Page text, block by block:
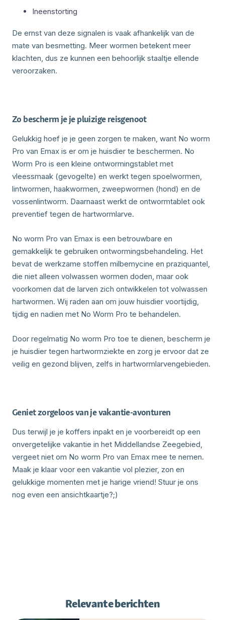
Ineenstorting
De ernst van deze signalen is vaak afhankelijk van de
mate van besmetting. Meer wormen betekent meer
klachten, dus ze kunnen een behoorlijk staaltje ellende
veroorzaken.
Zo bescherm je je pluizige reisgenoot
Gelukkig hoef je je geen zorgen te maken, want No worm
Pro van Emax is er om je huisdier te beschermen. No
Worm Pro is een kleine ontwormingstablet met
vleessmaak (gevogelte) en werkt tegen spoelwormen,
lintwormen, haakwormen, zweepwormen (hond) en de
vossenlintworm. Daarnaast werkt de ontwormtablet ook
preventief tegen de hartwormlarve.
No worm Pro van Emax is een betrouwbare en
gemakkelijk te gebruiken ontwormingsbehandeling. Het
bevat de werkzame stoffen milbemycine en praziquantel,
die niet alleen volwassen wormen doden, maar ook
voorkomen dat de larven zich ontwikkelen tot volwassen
hartwormen. Wij raden aan om jouw huisdier voortijdig,
tijdig en nadien met No Worm Pro te behandelen.
Door regelmatig No worm Pro toe te dienen, bescherm je
je huisdier tegen hartwormziekte en zorg je ervoor dat ze
veilig en gezond blijven, zelfs in hartwormlarvengebieden.
Geniet zorgeloos van je vakantie-avonturen
Dus terwijl je je koffers inpakt en je voorbereidt op een
onvergetelijke vakantie in het Middellandse Zeegebied,
vergeet niet om No worm Pro van Emax mee te nemen.
Maak je klaar voor een vakantie vol plezier, zon en
gelukkige momenten met je harige vriend! Stuur je ons
nog even een ansichtkaartje?;)
Relevante berichten